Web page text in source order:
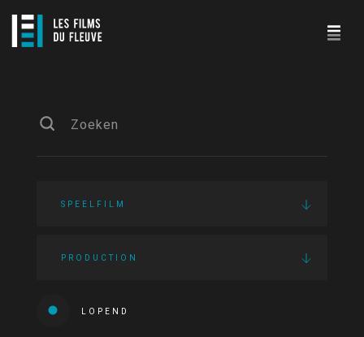
SPEELFILM
PRODUCTION
LOPEND